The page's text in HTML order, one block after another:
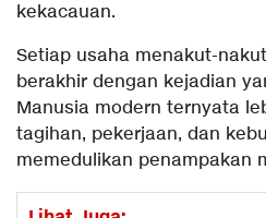
kekacauan.
Setiap usaha menakut-
berakhir dengan kejadian
Manusia modern ternyata
tagihan, pekerjaan, dan
memedulikan penampakan